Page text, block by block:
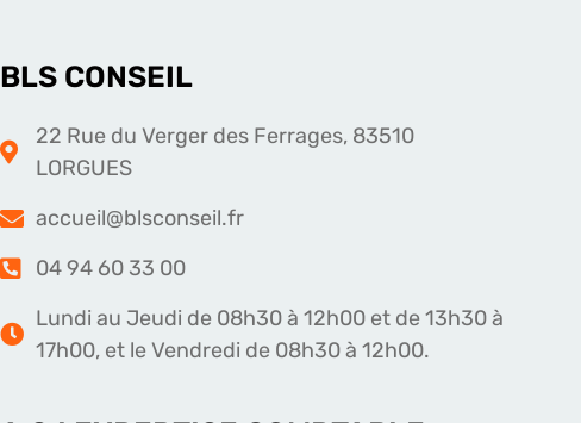
BLS CONSEIL
22 Rue du Verger des Ferrages, 83510
LORGUES
accueil@blsconseil.fr
04 94 60 33 00
Lundi au Jeudi de 08h30 à 12h00 et de 13h30 à
17h00, et le Vendredi de 08h30 à 12h00.